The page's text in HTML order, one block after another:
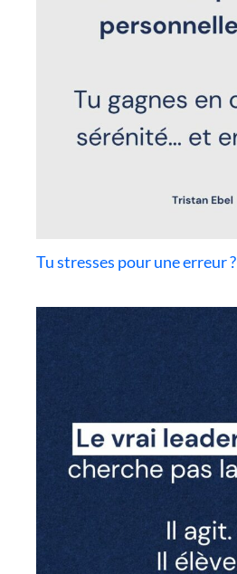
Tu stresses pour une erreur ?